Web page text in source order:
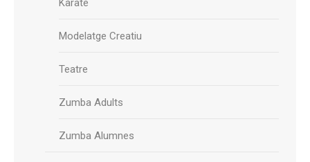
Kàrate
Modelatge Creatiu
Teatre
Zumba Adults
Zumba Alumnes